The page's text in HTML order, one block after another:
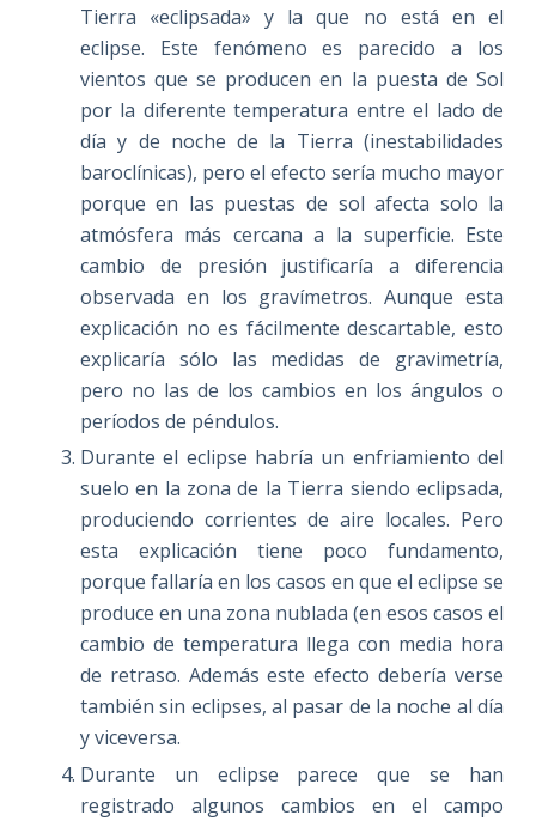
Tierra «eclipsada» y la que no está en el
eclipse. Este fenómeno es parecido a los
vientos que se producen en la puesta de Sol
por la diferente temperatura entre el lado de
día y de noche de la Tierra (inestabilidades
baroclínicas), pero el efecto sería mucho mayor
porque en las puestas de sol afecta solo la
atmósfera más cercana a la superficie. Este
cambio de presión justificaría a diferencia
observada en los gravímetros. Aunque esta
explicación no es fácilmente descartable, esto
explicaría sólo las medidas de gravimetría,
pero no las de los cambios en los ángulos o
períodos de péndulos.
Durante el eclipse habría un enfriamiento del
suelo en la zona de la Tierra siendo eclipsada,
produciendo corrientes de aire locales. Pero
esta explicación tiene poco fundamento,
porque fallaría en los casos en que el eclipse se
produce en una zona nublada (en esos casos el
cambio de temperatura llega con media hora
de retraso. Además este efecto debería verse
también sin eclipses, al pasar de la noche al día
y viceversa.
Durante un eclipse parece que se han
registrado algunos cambios en el campo